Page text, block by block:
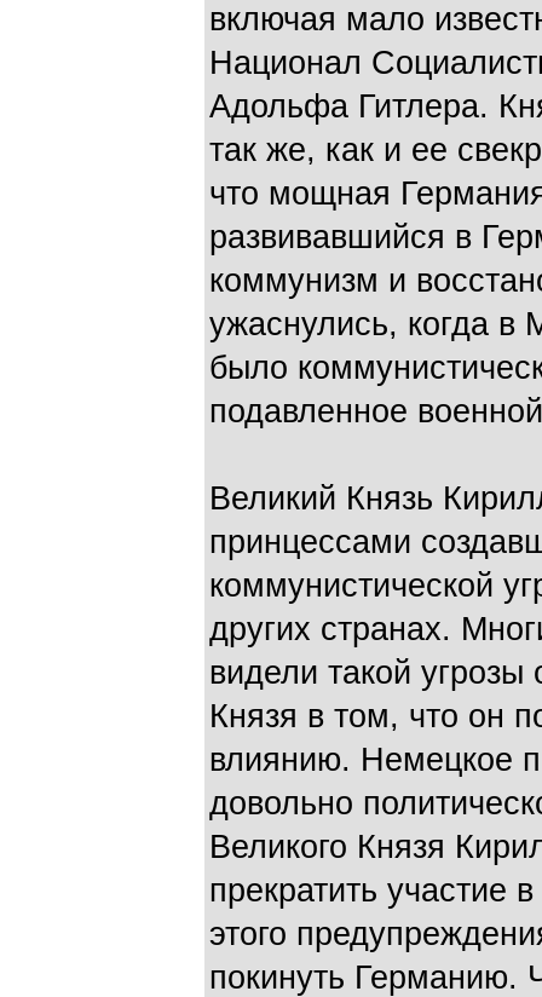
включая мало
Национал
Адольфа Гитлера.
так же, как и ее
что мощная
развивавшийся в
коммунизм и
ужаснулись, когда в
было
подавленное
Великий Князь
принцессами
коммунистической
других странах.
видели такой
Князя в том, что он
влиянию. Немецкое
довольно
Великого Князя
прекратить участие
этого
покинуть Германию.